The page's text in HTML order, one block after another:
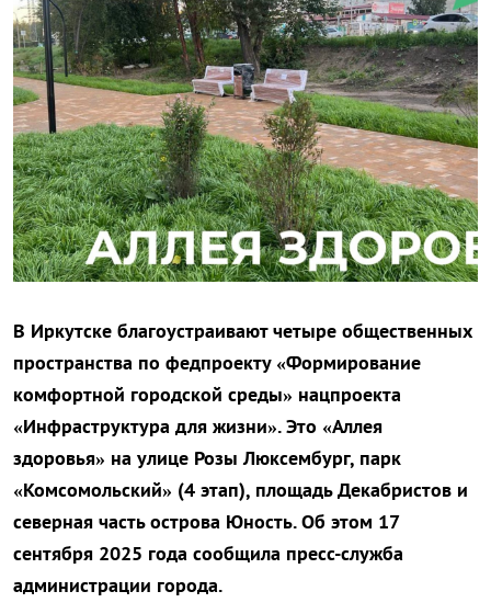
В Иркутске благоустраивают четыре общественных
пространства по федпроекту «Формирование
комфортной городской среды» нацпроекта
«Инфраструктура для жизни». Это «Аллея
здоровья» на улице Розы Люксембург, парк
«Комсомольский» (4 этап), площадь Декабристов и
северная часть острова Юность. Об этом 17
сентября 2025 года сообщила пресс-служба
администрации города.